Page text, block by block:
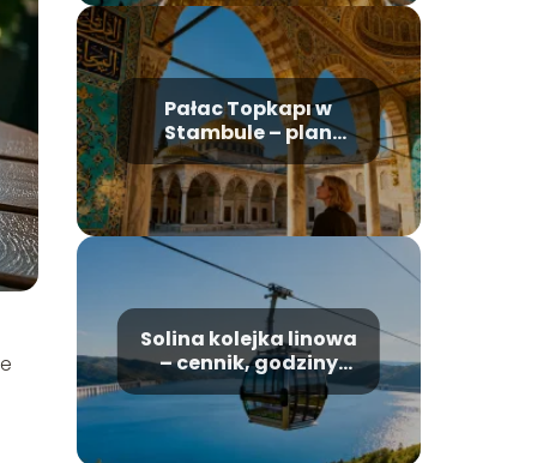
Pałac Topkapı w
Stambule – plan
zwiedzania i
najważniejsze
atrakcje
Solina kolejka linowa
– cennik, godziny
otwarcia, informacje